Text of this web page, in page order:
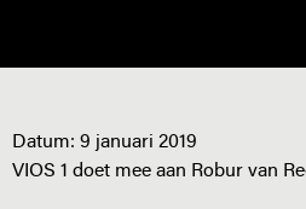
Datum: 9 januari 2019
VIOS 1 doet mee aan Robur van